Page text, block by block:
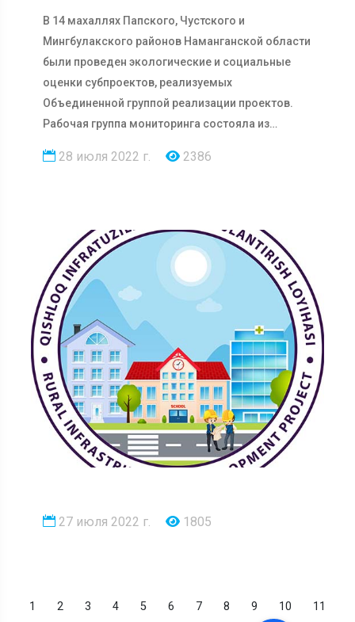
В 14 махаллях Папского, Чустского и
Мингбулакского районов Наманганской области
были проведен экологические и социальные
оценки субпроектов, реализуемых
Объединенной группой реализации проектов.
Рабочая группа мониторинга состояла из
28 июля 2022 г. 2386
27 июля 2022 г. 1805
1 2 3 4 5 6 7 8 9 10
11